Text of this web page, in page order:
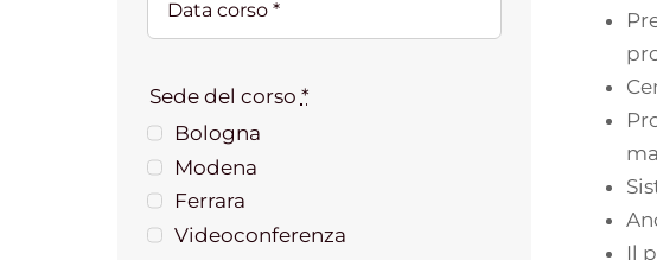
Sede del corso *
Bologna
Modena
Ferrara
Videoconferenza
Il